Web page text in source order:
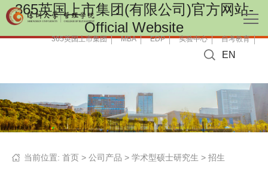
365英国上市集团(有限公司)官方网站-
Official Website
EN
365英国上市集团 MBA EDP 实验中心 自考教育
当前位置: 首页 > 公司产品 > 学术型硕士研究生 > 招生